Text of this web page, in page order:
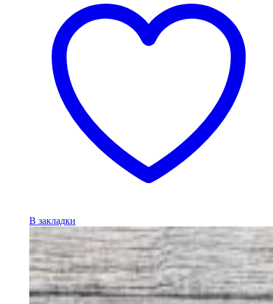
В закладки